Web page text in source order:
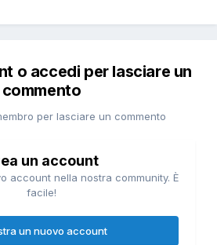
o accedi per lasciare un
commento
per lasciare un commento
un account
account nella nostra community. È
facile!
un nuovo account